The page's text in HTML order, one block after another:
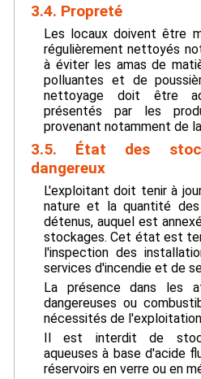
3.4. Propreté
Les locaux doivent être
régulièrement nettoyés
à éviter les amas de
polluantes et de
nettoyage doit être
présentés par les
provenant notamment de
3.5. État des
dangereux
L'exploitant doit tenir à
nature et la quantité des
détenus, auquel est
stockages. Cet état est
l'inspection des
services d'incendie et de
La présence dans les
dangereuses ou
nécessités de
Il est interdit de
aqueuses à base d'acide
réservoirs en verre ou en